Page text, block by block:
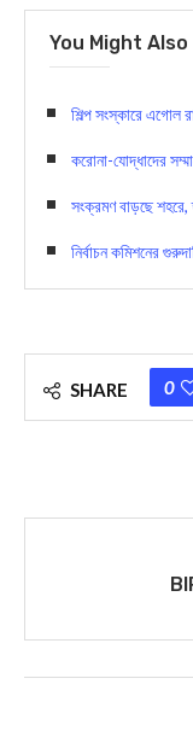
You Might Also
শিল্প সংস্কারে এগোল
করোনা-যোদ্ধাদের
সংক্রমণ বাড়ছে
নির্বাচন কমিশনের
SHARE 0